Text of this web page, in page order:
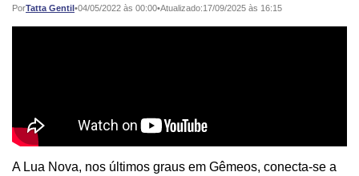
PorTatta Gentil•
Publicado: 04/05/2022 às 00:00•Atualizado:17/09/2025 às 16:15
A Lua Nova, nos últimos graus em Gêmeos, conecta-se a